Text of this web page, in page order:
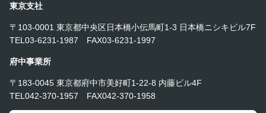
東京支社
〒103-0001 東京都中央区日本橋小伝馬町1-3 日本橋ニシキビル7F
TEL03-6231-1987 FAX03-6231-1997
府中事業所
〒183-0045 東京都府中市美好町1-22-8 内藤ビル4F
TEL042-370-1957 FAX042-370-1958